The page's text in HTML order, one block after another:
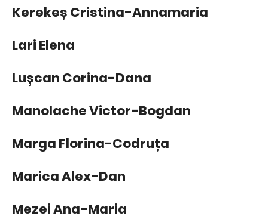
Kerekeș Cristina-Annamaria
Lari Elena
Lușcan Corina-Dana
Manolache Victor-Bogdan
Marga Florina-Codruța
Marica Alex-Dan
Mezei Ana-Maria